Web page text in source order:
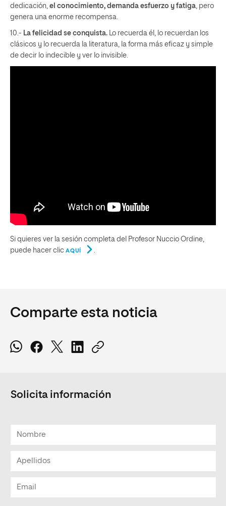
dedicación, el conocimiento, demanda esfuerzo y fatiga , pero
genera una enorme recompensa.
10.- La felicidad se conquista. Lo recuerda él, lo recuerdan los
clásicos y lo recuerda la literatura, la forma más eficaz y simple
de decir lo indecible y ver lo invisible.
Si quieres ver la sesión completa del Profesor Nuccio Ordine,
puede hacer clic AQUÍ
Comparte esta noticia
Solicita información